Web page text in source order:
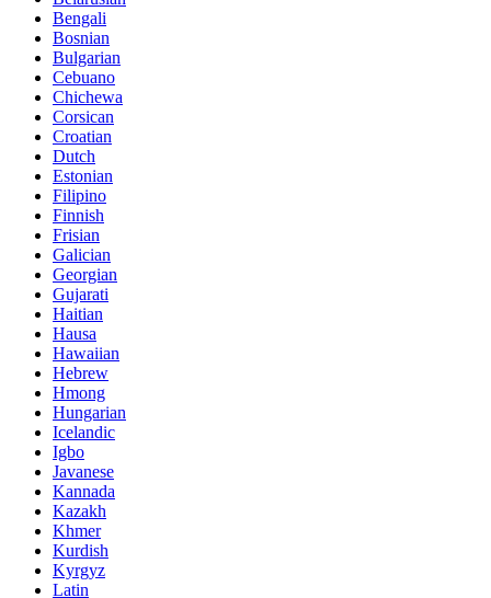
Bengali
Bosnian
Bulgarian
Cebuano
Chichewa
Corsican
Croatian
Dutch
Estonian
Filipino
Finnish
Frisian
Galician
Georgian
Gujarati
Haitian
Hausa
Hawaiian
Hebrew
Hmong
Hungarian
Icelandic
Igbo
Javanese
Kannada
Kazakh
Khmer
Kurdish
Kyrgyz
Latin